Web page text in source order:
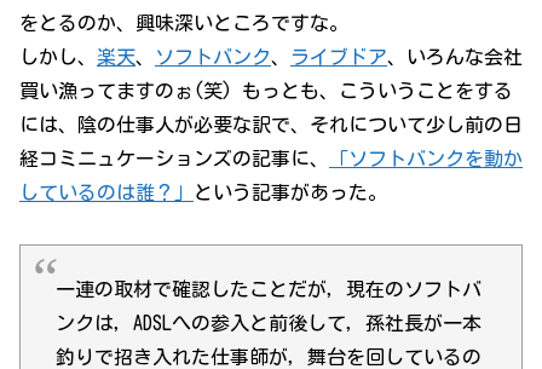
をとるのか、興味深いところですな。
しかし、 楽天、 ソフトバンク、 ライブドア、いろんな会社
買い漁ってますのぉ(笑) もっとも、こういうことをする
には、陰の仕事人が必要な訳で、それについて少し前の日
経コミニュケーションズの記事に、
「ソフトバンクを動か
しているのは誰？」
という記事があった。
一連の取材で確認したことだが，現在のソフトバ
ンクは，ADSLへの参入と前後して，孫社長が一本
釣りで招き入れた仕事師が，舞台を回しているの